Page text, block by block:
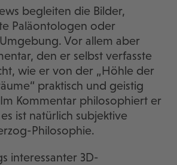
begleiten die Bilder,
Paläontologen oder
Vor allem aber
den er selbst verfasste
wie er von der „Höhle der
praktisch und geistig
Kommentar philosophiert er
ist natürlich subjektive
Philosophie.
interessanter 3D-